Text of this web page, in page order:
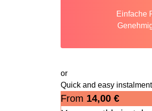
Einfache
or
Quick and easy
From 14,00€